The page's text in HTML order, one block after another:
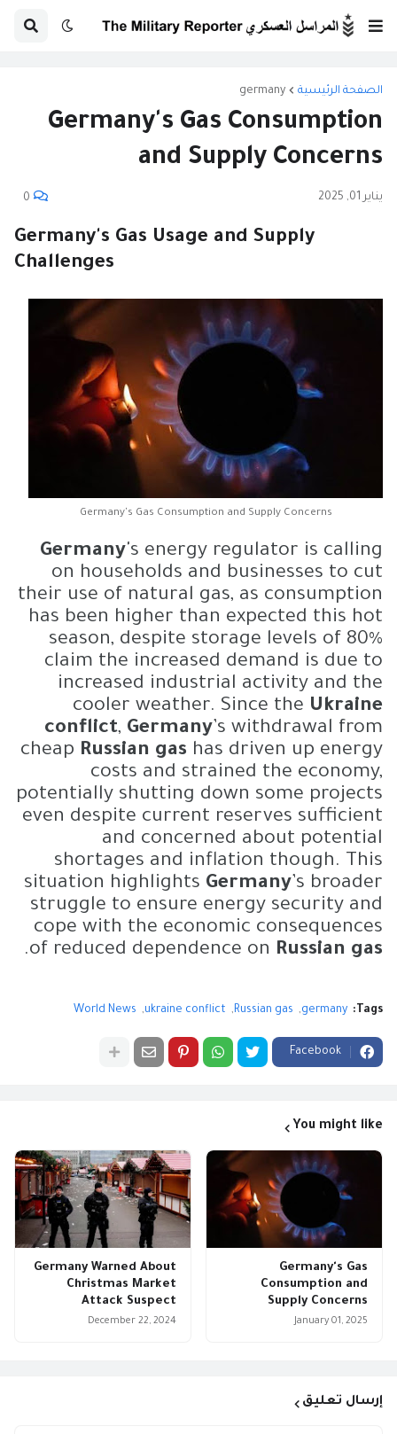
الصفحة الرئيسية germany
Germany's Gas Consumption
and Supply Concerns
يناير 01, 2025 0
Germany's Gas Usage and Supply
Challenges
Germany's Gas Consumption and Supply Concerns
Germany's energy regulator is calling
on households and businesses to cut
their use of natural gas, as consumption
has been higher than expected this hot
season, despite storage levels of 80%
claim the increased demand is due to
increased industrial activity and the
cooler weather. Since the Ukraine
conflict, Germany’s withdrawal from
cheap Russian gas has driven up energy
costs and strained the economy,
potentially shutting down some projects
even despite current reserves sufficient
and concerned about potential
shortages and inflation though. This
situation highlights Germany’s broader
struggle to ensure energy security and
cope with the economic consequences
of reduced dependence on Russian gas
.
Tags:
germany
Russian gas
ukraine conflict
World News
Facebook
You might like
Germany's Gas
Consumption and
Supply Concerns
January 01, 2025
Germany Warned About
Christmas Market
Attack Suspect
December 22, 2024
إرسال تعليق